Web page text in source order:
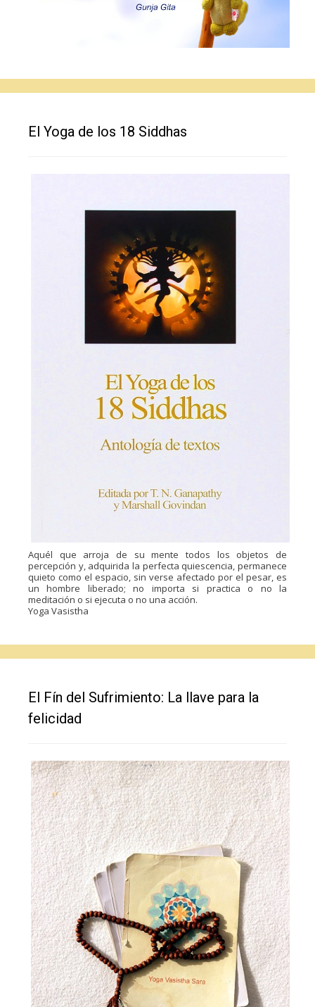
El Yoga de los 18 Siddhas
Aquél que arroja de su mente todos los objetos de
percepción y, adquirida la perfecta quiescencia, permanece
quieto como el espacio, sin verse afectado por el pesar, es
un hombre liberado; no importa si practica o no la
meditación o si ejecuta o no una acción.
Yoga Vasistha
El Fín del Sufrimiento: La llave para la
felicidad